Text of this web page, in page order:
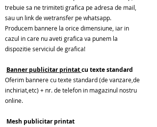
trebuie sa ne trimiteti grafica pe adresa de mail,
sau un link de wetransfer pe whatsapp.
Producem bannere la orice dimensiune, iar in
cazul in care nu aveti grafica va punem la
dispozitie serviciul de grafica!
Banner publicitar printatcu texte standard
Oferim bannere cu texte standard (de vanzare,de
inchiriat,etc) + nr. de telefon in magazinul nostru
online.
Mesh publicitar printat